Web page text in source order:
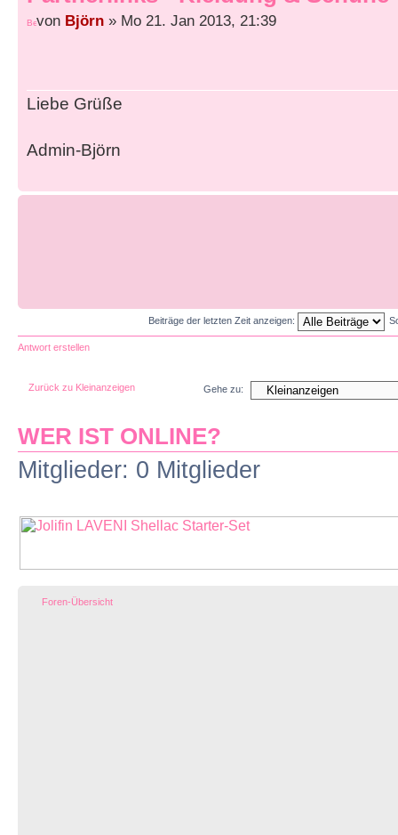
von Björn » Mo 21. Jan 2013, 21:39
Liebe Grüße
Admin-Björn
Beiträge der letzten Zeit anzeigen:
Antwort erstellen
Zurück zu Kleinanzeigen Gehe zu:
WER IST ONLINE?
Mitglieder: 0 Mitglieder
Foren-Übersicht